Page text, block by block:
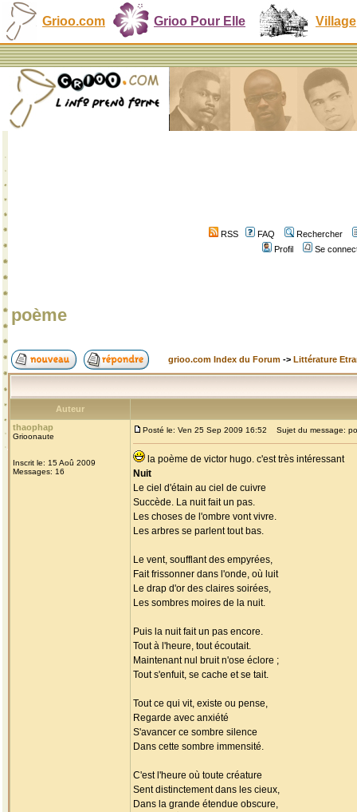
Grioo.com Grioo Pour Elle Village
RSS FAQ
Rechercher
Profil
Se
poème
grioo.com Index du Forum -> Littérature
Auteur
thaophap
Grioonaute
Inscrit le: 15 Aoû 2009
Messages: 16
Posté le: Ven 25 Sep 2009 16:52 Sujet du message:
la poème de victor hugo. c'est très intéressant
Nuit
Le ciel d'étain au ciel de cuivre
Succède. La nuit fait un pas.
Les choses de l'ombre vont vivre.
Les arbres se parlent tout bas.
Le vent, soufflant des empyrées,
Fait frissonner dans l'onde, où luit
Le drap d'or des claires soirées,
Les sombres moires de la nuit.
Puis la nuit fait un pas encore.
Tout à l'heure, tout écoutait.
Maintenant nul bruit n'ose éclore ;
Tout s'enfuit, se cache et se tait.
Tout ce qui vit, existe ou pense,
Regarde avec anxiété
S'avancer ce sombre silence
Dans cette sombre immensité.
C'est l'heure où toute créature
Sent distinctement dans les cieux,
Dans la grande étendue obscure,